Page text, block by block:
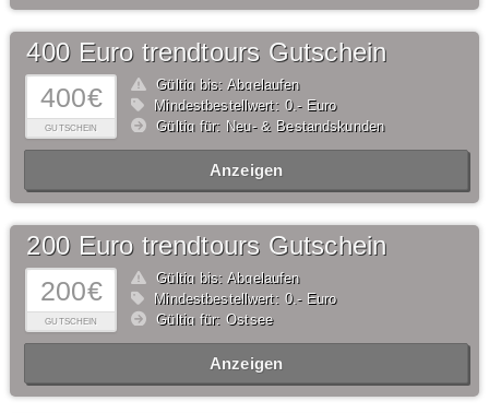
400€
GUTSCHEIN
400 Euro trendtours Gutschein
Gültig bis: Abgelaufen
Mindestbestellwert: 0,- Euro
Gültig für: Neu- & Bestandskunden
Anzeigen
200€
GUTSCHEIN
200 Euro trendtours Gutschein
Gültig bis: Abgelaufen
Mindestbestellwert: 0,- Euro
Gültig für: Ostsee
Anzeigen